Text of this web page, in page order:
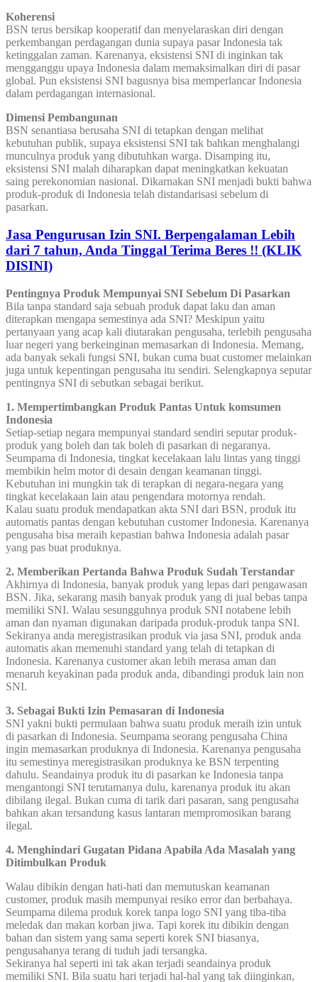
Koherensi
BSN terus bersikap kooperatif dan menyelaraskan diri dengan
perkembangan perdagangan dunia supaya pasar Indonesia tak
ketinggalan zaman. Karenanya, eksistensi SNI di inginkan tak
mengganggu upaya Indonesia dalam memaksimalkan diri di pasar
global. Pun eksistensi SNI bagusnya bisa memperlancar Indonesia
dalam perdagangan internasional.
Dimensi Pembangunan
BSN senantiasa berusaha SNI di tetapkan dengan melihat
kebutuhan publik, supaya eksistensi SNI tak bahkan menghalangi
munculnya produk yang dibutuhkan warga. Disamping itu,
eksistensi SNI malah diharapkan dapat meningkatkan kekuatan
saing perekonomian nasional. Dikarnakan SNI menjadi bukti bahwa
produk-produk di Indonesia telah distandarisasi sebelum di
pasarkan.
Jasa Pengurusan Izin SNI. Berpengalaman Lebih
dari 7 tahun, Anda Tinggal Terima Beres !! (KLIK
DISINI)
Pentingnya Produk Mempunyai SNI Sebelum Di Pasarkan
Bila tanpa standard saja sebuah produk dapat laku dan aman
diterapkan mengapa semestinya ada SNI? Meskipun yaitu
pertanyaan yang acap kali diutarakan pengusaha, terlebih pengusaha
luar negeri yang berkeinginan memasarkan di Indonesia. Memang,
ada banyak sekali fungsi SNI, bukan cuma buat customer melainkan
juga untuk kepentingan pengusaha itu sendiri. Selengkapnya seputar
pentingnya SNI di sebutkan sebagai berikut.
1. Mempertimbangkan Produk Pantas Untuk komsumen
Indonesia
Setiap-setiap negara mempunyai standard sendiri seputar produk-
produk yang boleh dan tak boleh di pasarkan di negaranya.
Seumpama di Indonesia, tingkat kecelakaan lalu lintas yang tinggi
membikin helm motor di desain dengan keamanan tinggi.
Kebutuhan ini mungkin tak di terapkan di negara-negara yang
tingkat kecelakaan lain atau pengendara motornya rendah.
Kalau suatu produk mendapatkan akta SNI dari BSN, produk itu
automatis pantas dengan kebutuhan customer Indonesia. Karenanya
pengusaha bisa meraih kepastian bahwa Indonesia adalah pasar
yang pas buat produknya.
2. Memberikan Pertanda Bahwa Produk Sudah Terstandar
Akhirnya di Indonesia, banyak produk yang lepas dari pengawasan
BSN. Jika, sekarang masih banyak produk yang di jual bebas tanpa
memiliki SNI. Walau sesungguhnya produk SNI notabene lebih
aman dan nyaman digunakan daripada produk-produk tanpa SNI.
Sekiranya anda meregistrasikan produk via jasa SNI, produk anda
automatis akan memenuhi standard yang telah di tetapkan di
Indonesia. Karenanya customer akan lebih merasa aman dan
menaruh keyakinan pada produk anda, dibandingi produk lain non
SNI.
3. Sebagai Bukti Izin Pemasaran di Indonesia
SNI yakni bukti permulaan bahwa suatu produk meraih izin untuk
di pasarkan di Indonesia. Seumpama seorang pengusaha China
ingin memasarkan produknya di Indonesia. Karenanya pengusaha
itu semestinya meregistrasikan produknya ke BSN terpenting
dahulu. Seandainya produk itu di pasarkan ke Indonesia tanpa
mengantongi SNI terutamanya dulu, karenanya produk itu akan
dibilang ilegal. Bukan cuma di tarik dari pasaran, sang pengusaha
bahkan akan tersandung kasus lantaran mempromosikan barang
ilegal.
4. Menghindari Gugatan Pidana Apabila Ada Masalah yang
Ditimbulkan Produk
Walau dibikin dengan hati-hati dan memutuskan keamanan
customer, produk masih mempunyai resiko error dan berbahaya.
Seumpama dilema produk korek tanpa logo SNI yang tiba-tiba
meledak dan makan korban jiwa. Tapi korek itu dibikin dengan
bahan dan sistem yang sama seperti korek SNI biasanya,
pengusahanya terang di tuduh jadi tersangka.
Sekiranya hal seperti ini tak akan terjadi seandainya produk
memiliki SNI. Bila suatu hari terjadi hal-hal yang tak diinginkan,